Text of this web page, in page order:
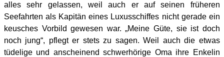
alles sehr gelassen, weil auch er auf seinen früheren
Seefahrten als Kapitän eines Luxusschiffes nicht gerade ein
keusches Vorbild gewesen war. „Meine Güte, sie ist doch
noch jung“, pflegt er stets zu sagen. Weil auch die etwas
tüdelige und anscheinend schwerhörige Oma ihre Enkelin